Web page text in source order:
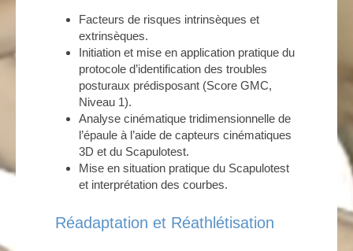
Facteurs de risques intrinsèques et
extrinsèques.
Initiation et mise en application pratique du
protocole d’identification des troubles
posturaux prédisposant (Score GMC,
Niveau 1).
Analyse cinématique tridimensionnelle de
l’épaule à l’aide de capteurs cinématiques
3D et du Scapulotest.
Mise en situation pratique du Scapulotest
et interprétation des courbes.
Réadaptation et Réathlétisation